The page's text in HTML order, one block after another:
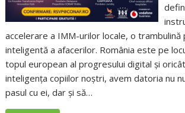
accelerare a IMM-urilor locale, o trambulină
inteligentă a afacerilor. România este pe
topul european al progresului digital și
inteligența copiilor noștri, avem datoria nu
pasul cu ei, dar și să…